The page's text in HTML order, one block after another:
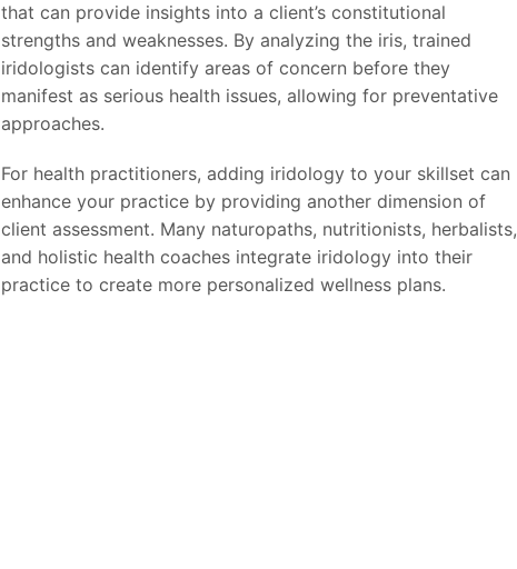
that can provide insights into a client’s constitutional
strengths and weaknesses. By analyzing the iris, trained
iridologists can identify areas of concern before they
manifest as serious health issues, allowing for preventative
approaches.
For health practitioners, adding iridology to your skillset can
enhance your practice by providing another dimension of
client assessment. Many naturopaths, nutritionists, herbalists,
and holistic health coaches integrate iridology into their
practice to create more personalized wellness plans.